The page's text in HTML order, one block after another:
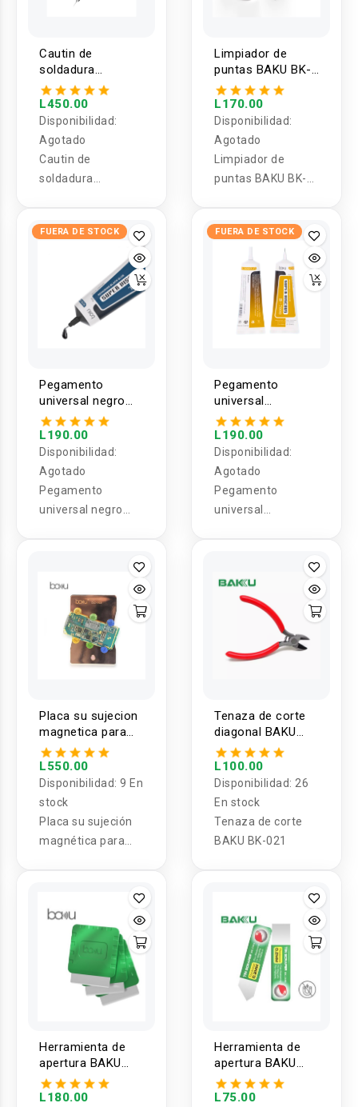
Cautin de
soldadura
regulable BAKU
BA-464 60W
L450.00
Disponibilidad:
Agotado
Cautin de
soldadura
Limpiador de
puntas BAKU BK-
226
L170.00
Disponibilidad:
Agotado
Limpiador de
puntas BAKU BK-
FUERA DE STOCK
Pegamento
universal negro
BAKU T-7000
L190.00
Disponibilidad:
Agotado
Pegamento
universal negro
FUERA DE STOCK
Pegamento
universal
transparente
BAKU B-7000
L190.00
Disponibilidad:
Agotado
Pegamento
universal
Placa su sujecion
magnetica para
PCB BAKU BA-693
L550.00
Disponibilidad: 9 En
stock
Placa su sujeción
magnética para
Tenaza de corte
diagonal BAKU
BK-021
L100.00
Disponibilidad: 26
En stock
Tenaza de corte
BAKU BK-021
Herramienta de
apertura BAKU
BA-219 (3U)
L180.00
Herramienta de
apertura BAKU
BA-218 (2U)
L75.00